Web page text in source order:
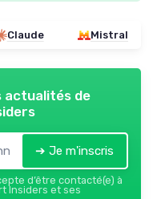
Claude Mistral
actualités de
➔ Je m'inscris
d’être contacté(e) à
Insiders et ses